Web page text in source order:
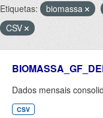
Etiquetas: biomassa
CSV
Dados mensais
CSV